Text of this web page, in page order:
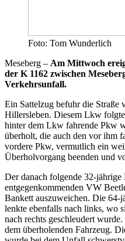
Foto: Tom Wunderlich
Meseberg – Am Mittwoch
der K 1162 zwischen
Verkehrsunfall.
Ein Sattelzug befuhr die Straße
Hillersleben. Diesem Lkw
hinter dem Lkw fahrende Pkw
überholt, die auch den vor ihm
vordere Pkw, vermutlich ein
Überholvorgang beenden und
Der danach folgende 32-jährige
entgegenkommenden VW
Bankett auszuweichen. Die 64-
lenkte ebenfalls nach links, wo
nach rechts geschleudert
dem überholenden Fahrzeug.